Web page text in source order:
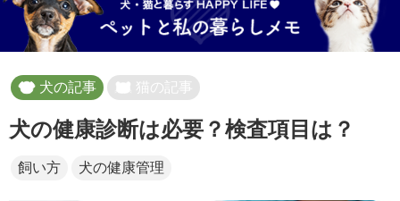
犬の記事 猫の記事
犬の健康診断は必要？検査項目は？
飼い方 犬の健康管理